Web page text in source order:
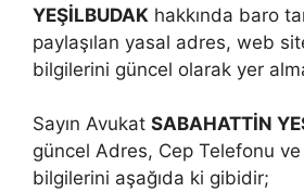
YEŞİLBUDAK hakkında baro
paylaşılan yasal adres, web
bilgilerini güncel olarak yer
Sayın Avukat SABAHATTİN
güncel Adres, Cep Telefonu
bilgilerini aşağıda ki gibidir;